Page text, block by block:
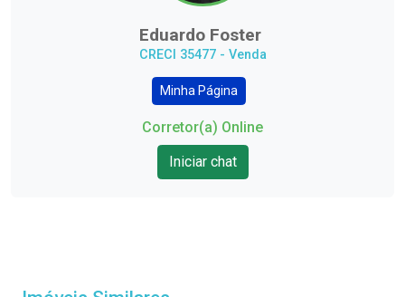
Eduardo Foster
CRECI 35477 - Venda
Minha Página
Corretor(a) Online
Iniciar chat